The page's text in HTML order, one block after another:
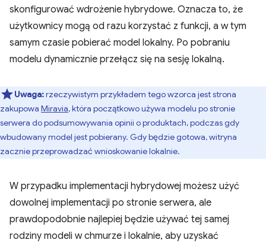
skonfigurować wdrożenie hybrydowe. Oznacza to, że
użytkownicy mogą od razu korzystać z funkcji, a w tym
samym czasie pobierać model lokalny. Po pobraniu
modelu dynamicznie przełącz się na sesję lokalną.
Uwaga:rzeczywistym przykładem tego wzorca jest strona
zakupowa Miravia, która początkowo używa modelu po stronie
serwera do podsumowywania opinii o produktach, podczas gdy
wbudowany model jest pobierany. Gdy będzie gotowa, witryna
zacznie przeprowadzać wnioskowanie lokalnie.
W przypadku implementacji hybrydowej możesz użyć
dowolnej implementacji po stronie serwera, ale
prawdopodobnie najlepiej będzie używać tej samej
rodziny modeli w chmurze i lokalnie, aby uzyskać